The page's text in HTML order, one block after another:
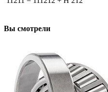
Вы смотрели